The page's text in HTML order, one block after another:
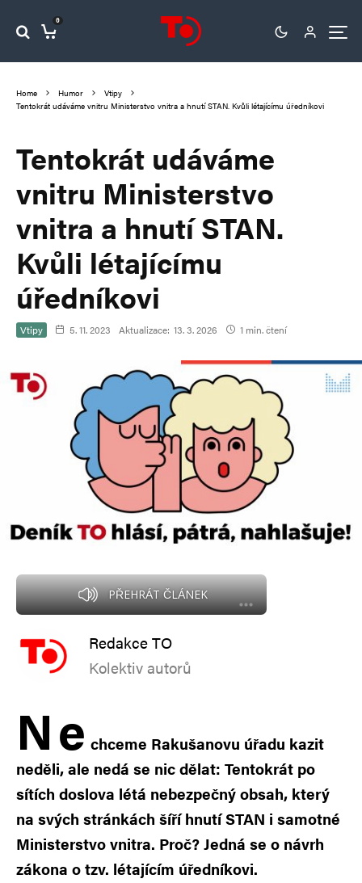
0
Home Humor
Vtipy
Tentokrát udáváme vnitru Ministerstvo vnitra a hnutí STAN. Kvůli létajícímu úředníkovi
Tentokrát udáváme
vnitru Ministerstvo
vnitra a hnutí STAN.
Kvůli létajícímu
úředníkovi
Vtipy 5. 11. 2023 Aktualizace: 13. 3. 2026 1 min. čtení
PŘEHRÁT ČLÁNEK
Redakce TO
Kolektiv autorů
Ne chceme Rakušanovu úřadu kazit
neděli, ale nedá se nic dělat: Tentokrát po
sítích doslova létá nebezpečný obsah, který
na svých stránkách šíří hnutí STAN i samotné
Ministerstvo vnitra. Proč? Jedná se o návrh
zákona o tzv. létajícím úředníkovi.